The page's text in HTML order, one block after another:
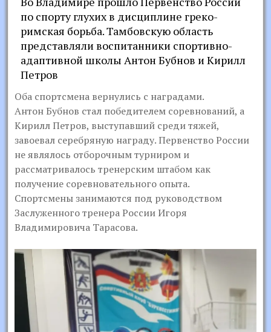
по спорту глухих в дисциплине греко-
римская борьба. Тамбовскую область
представляли воспитанники спортивно-
адаптивной школы Антон Бубнов и Кирилл
Петров
Оба спортсмена вернулись с наградами.
Антон Бубнов стал победителем соревнований, а
Кирилл Петров, выступавший среди тяжей,
завоевал серебряную награду. Первенство России
не являлось отборочным турниром и
рассматривалось тренерским штабом как
получение соревновательного опыта.
Спортсмены занимаются под руководством
Заслуженного тренера России Игоря
Владимировича Тарасова.